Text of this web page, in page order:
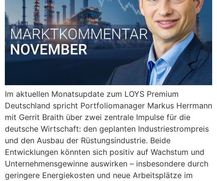
Im aktuellen Monatsupdate zum LOYS Premium
Deutschland spricht Portfoliomanager Markus Herrmann
mit Gerrit Braith über zwei zentrale Impulse für die
deutsche Wirtschaft: den geplanten Industriestrompreis
und den Ausbau der Rüstungsindustrie. Beide
Entwicklungen könnten sich positiv auf Wachstum und
Unternehmensgewinne auswirken – insbesondere durch
geringere Energiekosten und neue Arbeitsplätze im